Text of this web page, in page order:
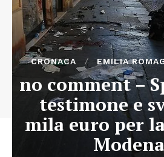
CRONACA EMILIA
no comment –
testimone e
mila euro per